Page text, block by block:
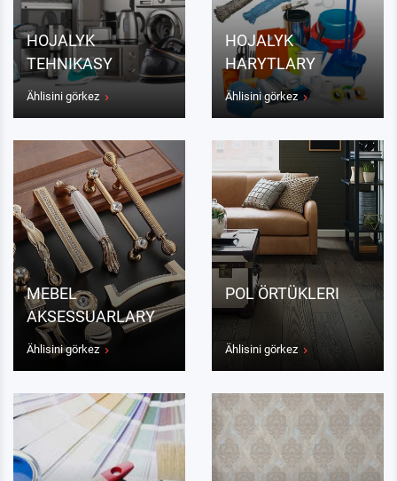
HOJALYK
TEHNIKASY
Ählisini görkez
HOJALYK
HARYTLARY
Ählisini görkez
MEBEL
AKSESSUARLARY
Ählisini görkez
POL ÖRTÜKLERI
Ählisini görkez